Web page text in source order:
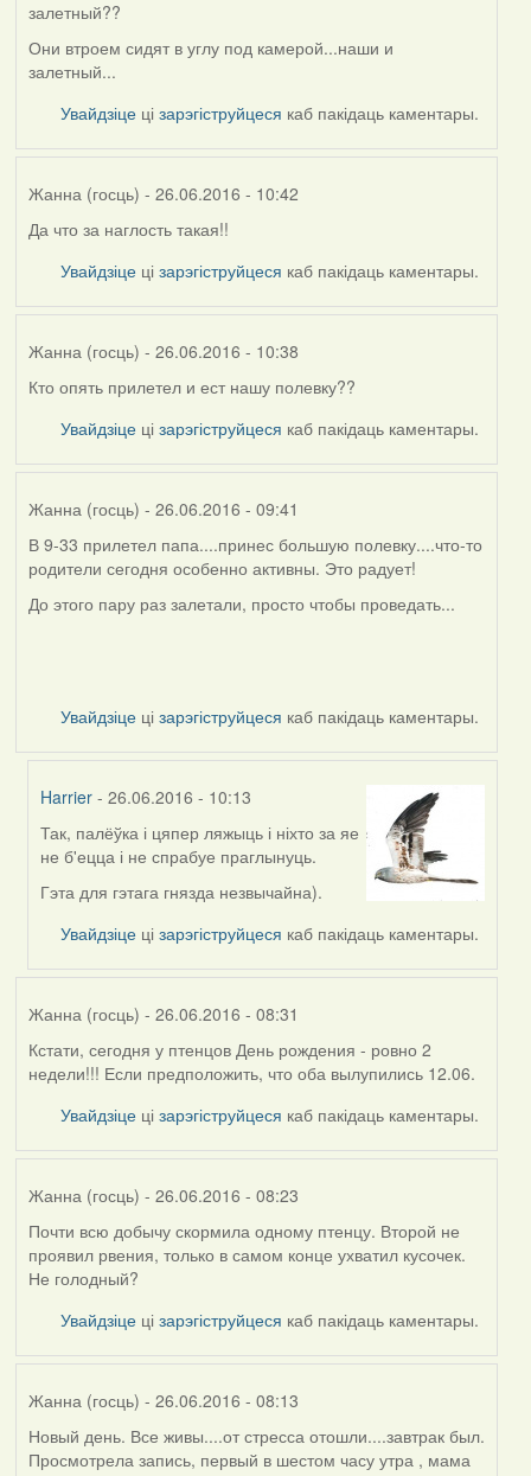
залетный??
Они втроем сидят в углу под камерой...наши и
залетный...
Увайдзіце цізарэгіструйцеся каб пакідаць каментары.
Жанна (госць) - 26.06.2016 - 10:42
Да что за наглость такая!!
Увайдзіце цізарэгіструйцеся каб пакідаць каментары.
Жанна (госць) - 26.06.2016 - 10:38
Кто опять прилетел и ест нашу полевку??
Увайдзіце цізарэгіструйцеся каб пакідаць каментары.
Жанна (госць) - 26.06.2016 - 09:41
В 9-33 прилетел папа....принес большую полевку....что-то
родители сегодня особенно активны. Это радует!
До этого пару раз залетали, просто чтобы проведать...
Увайдзіце цізарэгіструйцеся каб пакідаць каментары.
Harrier - 26.06.2016 - 10:13
In
reply
to
Жанна
Так, палёўка і цяпер ляжыць і ніхто за яе
не б'ецца і не спрабуе праглынуць.
Гэта для гэтага гнязда незвычайна).
Увайдзіце цізарэгіструйцеся каб пакідаць каментары.
Жанна (госць) - 26.06.2016 - 08:31
Кстати, сегодня у птенцов День рождения - ровно 2
недели!!! Если предположить, что оба вылупились 12.06.
Увайдзіце цізарэгіструйцеся каб пакідаць каментары.
Жанна (госць) - 26.06.2016 - 08:23
Почти всю добычу скормила одному птенцу. Второй не
проявил рвения, только в самом конце ухватил кусочек.
Не голодный?
Увайдзіце цізарэгіструйцеся каб пакідаць каментары.
Жанна (госць) - 26.06.2016 - 08:13
Новый день. Все живы....от стресса отошли....завтрак был.
Просмотрела запись, первый в шестом часу утра , мама